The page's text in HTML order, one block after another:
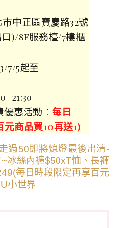
中正區寶慶路32號
)/8F服務檯/7樓櫃
7/5起至
優惠活動∶ 每日
商品買10再送1)